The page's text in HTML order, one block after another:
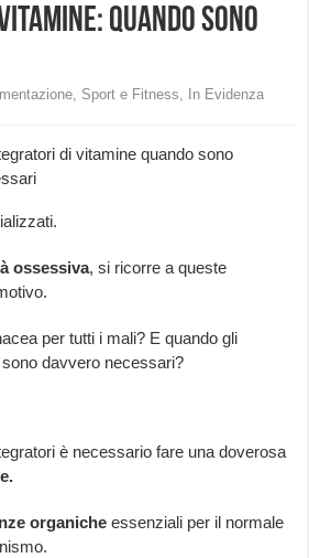
quando sono
Sport e Fitness,
In Evidenza
ossessiva, si ricorre a queste
per tutti i mali? E quando gli
sono davvero necessari?
è necessario fare una doverosa
organiche essenziali per il normale